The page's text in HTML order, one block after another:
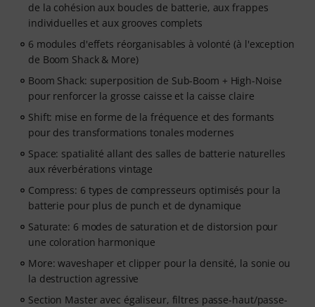
de la cohésion aux boucles de batterie, aux frappes
individuelles et aux grooves complets
6 modules d'effets réorganisables à volonté (à l'exception
de Boom Shack & More)
Boom Shack: superposition de Sub-Boom + High-Noise
pour renforcer la grosse caisse et la caisse claire
Shift: mise en forme de la fréquence et des formants
pour des transformations tonales modernes
Space: spatialité allant des salles de batterie naturelles
aux réverbérations vintage
Compress: 6 types de compresseurs optimisés pour la
batterie pour plus de punch et de dynamique
Saturate: 6 modes de saturation et de distorsion pour
une coloration harmonique
More: waveshaper et clipper pour la densité, la sonie ou
la destruction agressive
Section Master avec égaliseur, filtres passe-haut/passe-